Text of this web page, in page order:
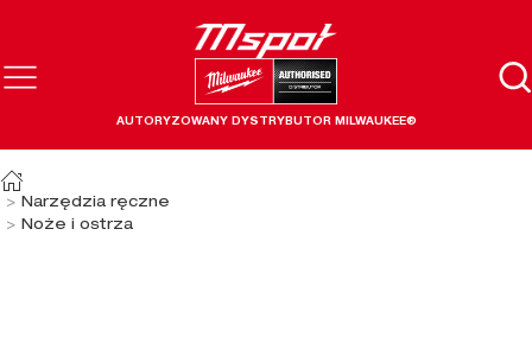
AUTORYZOWANY DYSTRYBUTOR MILWAUKEE®
Narzędzia ręczne
Noże i ostrza